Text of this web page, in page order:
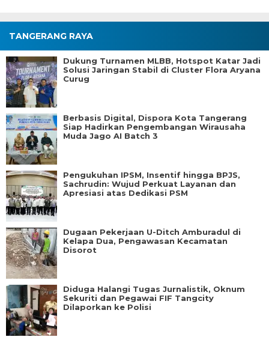
TANGERANG RAYA
Dukung Turnamen MLBB, Hotspot Katar Jadi
Solusi Jaringan Stabil di Cluster Flora Aryana
Curug
Berbasis Digital, Dispora Kota Tangerang
Siap Hadirkan Pengembangan Wirausaha
Muda Jago AI Batch 3
Pengukuhan IPSM, Insentif hingga BPJS,
Sachrudin: Wujud Perkuat Layanan dan
Apresiasi atas Dedikasi PSM
Dugaan Pekerjaan U-Ditch Amburadul di
Kelapa Dua, Pengawasan Kecamatan
Disorot
Diduga Halangi Tugas Jurnalistik, Oknum
Sekuriti dan Pegawai FIF Tangcity
Dilaporkan ke Polisi